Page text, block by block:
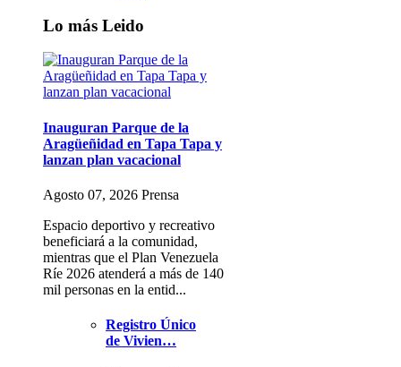
Lo más Leido
Inauguran Parque de la
Aragüeñidad en Tapa Tapa y
lanzan plan vacacional
Agosto 07, 2026 Prensa
Espacio deportivo y recreativo
beneficiará a la comunidad,
mientras que el Plan Venezuela
Ríe 2026 atenderá a más de 140
mil personas en la entid...
Registro Único
de Vivien…